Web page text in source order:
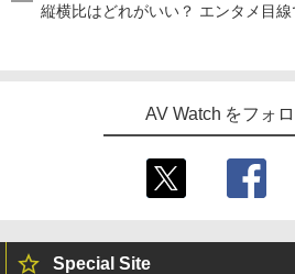
縦横比はどれがいい？ エンタメ目
AV Watch をフォ
Special Site